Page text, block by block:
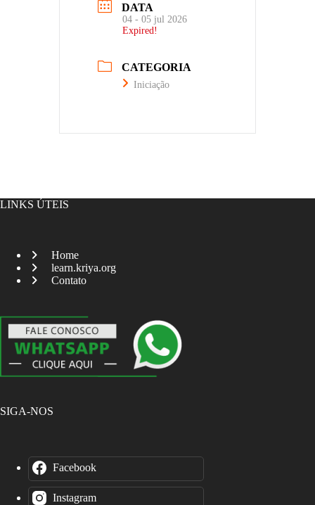
DATA
04 - 05 jul 2026
Expired!
CATEGORIA
Iniciação
LINKS ÚTEIS
Home
learn.kriya.org
Contato
SIGA-NOS
Facebook
Instagram